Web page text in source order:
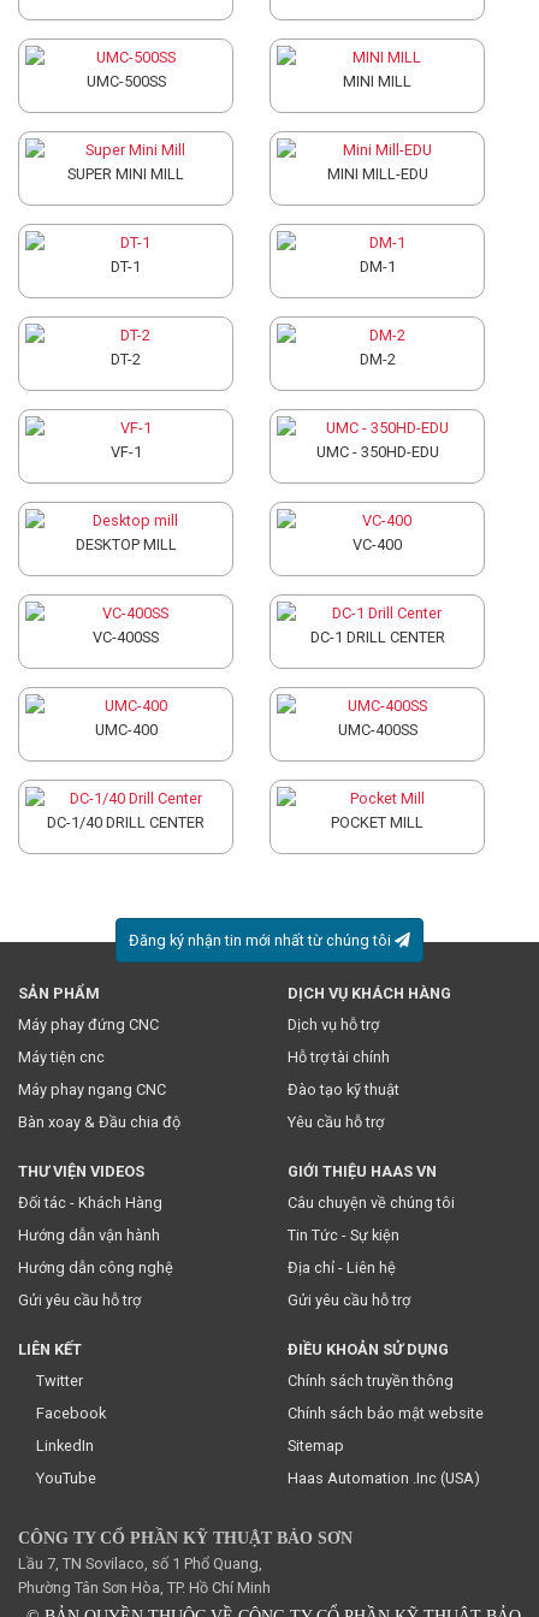
UMC-500SS MINI MILL
SUPER MINI MILL MINI MILL-EDU
DT-1 DM-1
DT-2 DM-2
VF-1 UMC - 350HD-EDU
DESKTOP MILL VC-400
VC-400SS DC-1 DRILL CENTER
UMC-400 UMC-400SS
DC-1/40 DRILL CENTER POCKET MILL
Đăng ký nhận tin mới nhất từ chúng tôi
* Việc này đồng nghĩa với việc bạn chấp nhậnchính sách
của chúng tôi.
SẢN PHẨM
Máy phay đứng CNC
Máy tiện cnc
Máy phay ngang CNC
Bàn xoay & Đầu chia độ
DỊCH VỤ KHÁCH HÀNG
Dịch vụ hỗ trợ
Hỗ trợ tài chính
Đào tạo kỹ thuật
Yêu cầu hỗ trợ
THƯ VIỆN VIDEOS
Đối tác - Khách Hàng
Hướng dẫn vận hành
Hướng dẫn công nghệ
Gửi yêu cầu hỗ trợ
GIỚI THIỆU HAAS VN
Câu chuyện về chúng tôi
Tin Tức - Sự kiện
Địa chỉ - Liên hệ
Gửi yêu cầu hỗ trợ
LIÊN KẾT
Twitter
Facebook
LinkedIn
YouTube
ĐIỀU KHOẢN SỬ DỤNG
Chính sách truyền thông
Chính sách bảo mật website
Sitemap
Haas Automation .Inc (USA)
CÔNG TY CỔ PHẦN KỸ THUẬT BẢO SƠN
Lầu 7, TN Sovilaco, số 1 Phổ Quang,
Phường Tân Sơn Hòa, TP. Hồ Chí Minh